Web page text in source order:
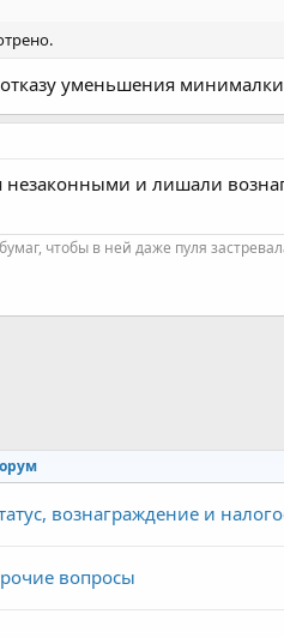
уменьшения
и лишали
чтобы в ней даже пуля
вознаграждение и
вопросы